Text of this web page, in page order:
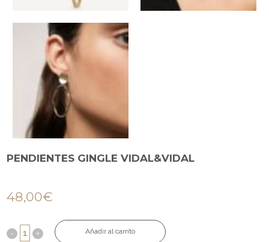
PENDIENTES GINGLE VIDAL&VIDAL
48,00€
Añadir al carrito